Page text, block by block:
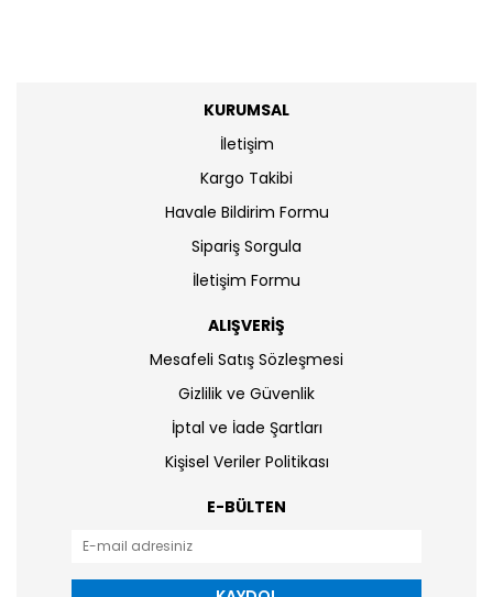
KURUMSAL
İletişim
Kargo Takibi
Havale Bildirim Formu
Sipariş Sorgula
İletişim Formu
ALIŞVERİŞ
Mesafeli Satış Sözleşmesi
Gizlilik ve Güvenlik
İptal ve İade Şartları
Kişisel Veriler Politikası
E-BÜLTEN